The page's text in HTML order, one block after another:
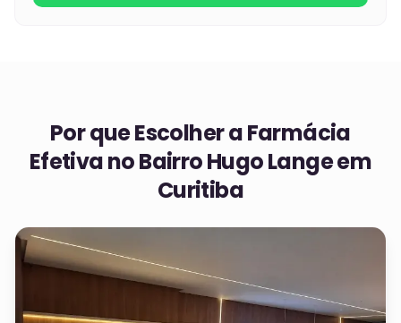
Por que Escolher a Farmácia
Efetiva noBairro Hugo Lange em
Curitiba